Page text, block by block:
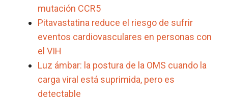
mutación CCR5
Pitavastatina reduce el riesgo de sufrir
eventos cardiovasculares en personas con
el VIH
Luz ámbar: la postura de la OMS cuando la
carga viral está suprimida, pero es
detectable